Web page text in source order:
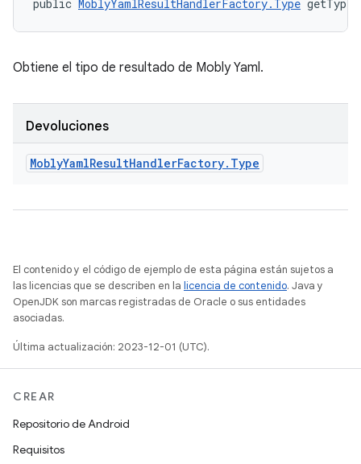
public MoblyYamlResultHandlerFactory.Type
Obtiene el tipo de resultado de Mobly Yaml.
Devoluciones
MoblyYamlResultHandlerFactory. Type
El contenido y el código de ejemplo de esta página están sujetos a
las licencias que se describen en la licencia de contenido. Java y
OpenJDK son marcas registradas de Oracle o sus entidades
asociadas.
Última actualización: 2023-12-01 (UTC).
CREAR
Repositorio de Android
Requisitos